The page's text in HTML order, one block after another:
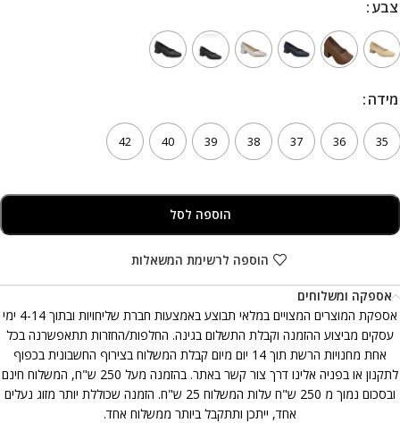
צבע
מידה
35
36
37
38
39
40
42
הוספה לסל
הוספה לרשימת המשאלות
אספקה ומשלוחים
אספקת המוצרים המצויים במלאי תבוצע באמצעות חברת שליחויות ובתוך 4-14 ימי
עסקים מביצוע ההזמנה וקבלת התשלום בגינה. החלפות/החזרות תתאפשרנה בכל
אחת מחנויות הרשת תוך 14 יום מיום קבלת המשלוח בצירוף החשבונית בכפוף
לתקנון או בפניה אלינו דרך צור קשר באתר. בהזמנה מעל 250 ש"ח, המשלוח חינם
ובסכום נמוך מ 250 ש"ח עלות המשלוח 25 ש"ח. הזמנה שכוללת יותר מזוג נעלים
אחד, ייתכן ותתקבל ביותר ממשלוח אחד.